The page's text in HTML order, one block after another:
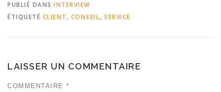
PUBLIÉ DANS INTERVIEW
ÉTIQUETÉ CLIENT , CONSEIL, SERVICE
LAISSER UN COMMENTAIRE
COMMENTAIRE *